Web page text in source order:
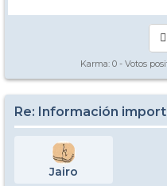
Karma: 0 - Votos
Re: Información
Jairo